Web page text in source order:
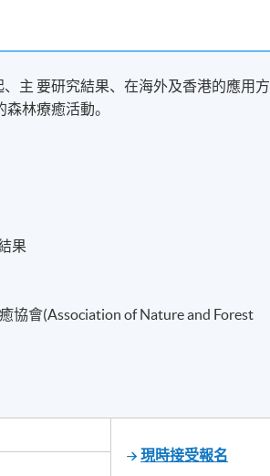
主 要研究結果、在海外及香港的應用方
林療癒活動。
果
協會(Association of Nature and Forest
現時接受報名